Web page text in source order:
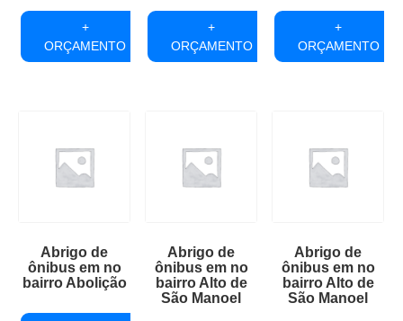
+
ORÇAMENTO
+
ORÇAMENTO
+
ORÇAMENTO
Abrigo de
ônibus em no
bairro Abolição
Abrigo de
ônibus em no
bairro Alto de
São Manoel
Abrigo de
ônibus em no
bairro Alto de
São Manoel